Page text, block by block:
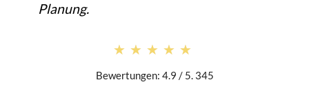
Planung.
★★★★★
★★★★★
Bewertungen: 4.9 / 5. 345